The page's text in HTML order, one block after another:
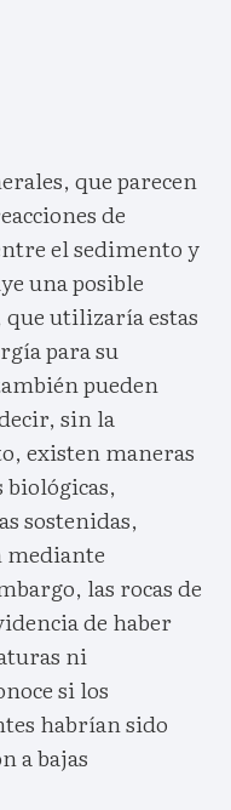
que parecen
de
el sedimento y
una posible
utilizaría estas
para su
pueden
sin la
existen maneras
sostenidas,
mediante
las rocas de
de haber
ni
si los
habrían sido
a bajas